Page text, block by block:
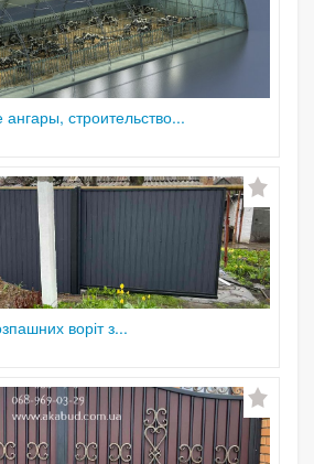
строительство...
воріт з...